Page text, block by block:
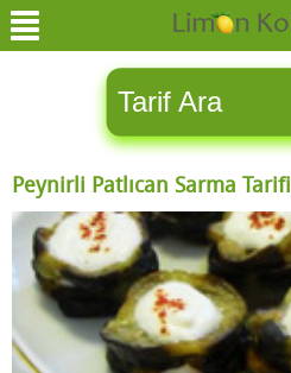
Peynirli Patlıcan Sarma Tarifi